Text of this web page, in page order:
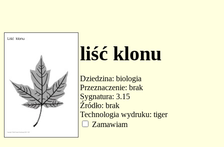
liść klonu
Dziedzina: biologia
Przeznaczenie: brak
Sygnatura: 3.15
Źródło: brak
Technologia wydruku: tiger
Zamawiam